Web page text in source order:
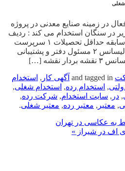
در زمینه صنایع معدنی در پروژه
در سنگان استخدام می کند : ردیف
سمت عنوان تخصص حداقل سابقه حداقل تحصیلات ۱ سرپرست
مقیم سایت عمران ۱۵ سال لیسانس ۲ مسئول دفتر و پشتیبانی
آگهی کار , استخدام
, استخدام رده, استخدام شغلی,
, در , سایت استخدام, شرکت رده,
, معتبر , معتبر رده, معتبر شغلی.
به عکاسی در تهران
اف در شیراز »